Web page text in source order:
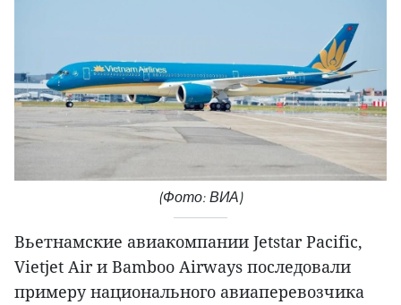
(Фото: ВИА)
Вьетнамские авиакомпании Jetstar Pacific,
Vietjet Air и Bamboo Airways последовали
примеру национального авиаперевозчика